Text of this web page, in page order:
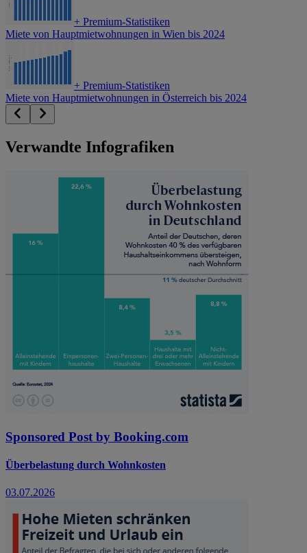
+ Premium-Statistiken
Miete von Hauptmietwohnungen in Wien bis 2024
+ Premium-Statistiken
Miete von Hauptmietwohnungen in Österreich bis 2024
Verwandte Infografiken
Sponsored Post by Booking.com
Überbelastung durch Wohnkosten
03.07.2026